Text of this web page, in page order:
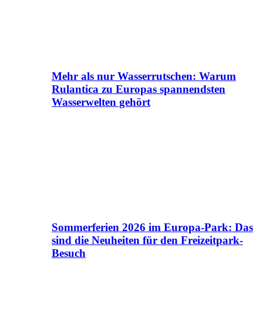
Mehr als nur Wasserrutschen: Warum
Rulantica zu Europas spannendsten
Wasserwelten gehört
Sommerferien 2026 im Europa-Park: Das
sind die Neuheiten für den Freizeitpark-
Besuch